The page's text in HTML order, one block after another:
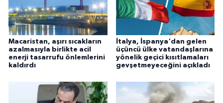
Macaristan, aşırı sıcakların
azalmasıyla birlikte acil
enerji tasarrufu önlemlerini
kaldırdı
İtalya, İspanya'dan gelen
üçüncü ülke vatandaşlarına
yönelik geçici kısıtlamaları
gevşetmeyeceğini açıkladı